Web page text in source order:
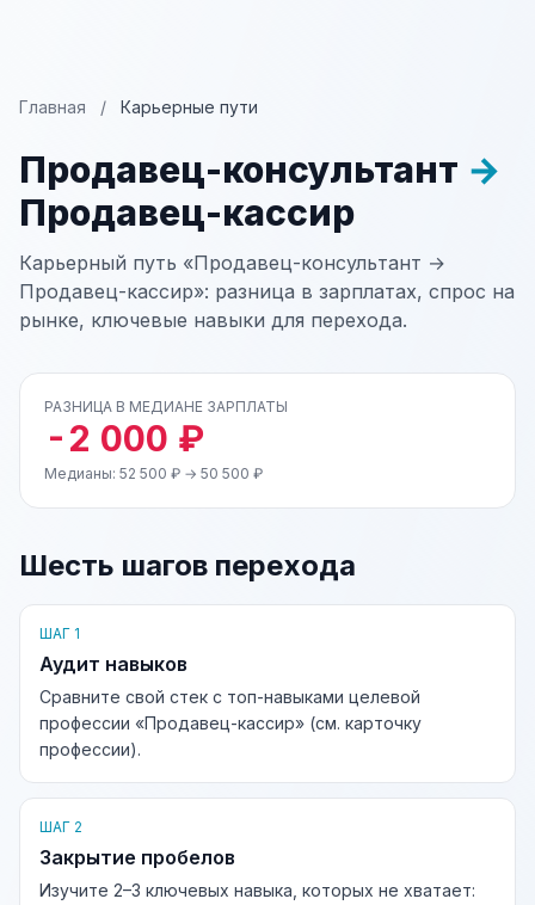
Главная / Карьерные пути
Продавец-консультант →
Продавец-кассир
Карьерный путь «Продавец-консультант →
Продавец-кассир»: разница в зарплатах, спрос на
рынке, ключевые навыки для перехода.
РАЗНИЦА В МЕДИАНЕ ЗАРПЛАТЫ
-2 000 ₽
Медианы: 52 500 ₽ → 50 500 ₽
Шесть шагов перехода
ШАГ 1
Аудит навыков
Сравните свой стек с топ-навыками целевой
профессии «Продавец-кассир» (см. карточку
профессии).
ШАГ 2
Закрытие пробелов
Изучите 2–3 ключевых навыка, которых не хватает: